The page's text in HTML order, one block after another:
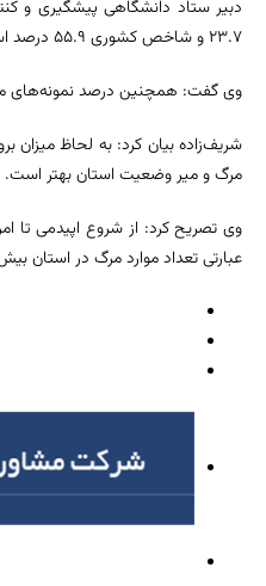
دبیر ستاد دانشگاهی پیشگیری و
۲۳.۷ و شاخص کشوری ۵۵.۹ درصد است.
وی گفت: همچنین درصد نمونه‌های مثبت از
شریف‌زاده بیان کرد: به لحاظ
مرگ و میر وضعیت استان بهتر است.
عبارتی تعداد موارد مرگ در استان بیش از